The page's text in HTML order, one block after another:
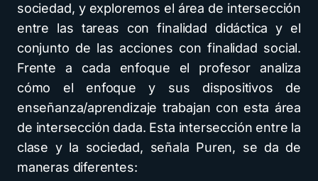
sociedad, y exploremos el área de intersección
entre las tareas con finalidad didáctica y el
conjunto de las acciones con finalidad social.
Frente a cada enfoque el profesor analiza
cómo el enfoque y sus dispositivos de
enseñanza/aprendizaje trabajan con esta área
de intersección dada. Esta intersección entre la
clase y la sociedad, señala Puren, se da de
maneras diferentes: